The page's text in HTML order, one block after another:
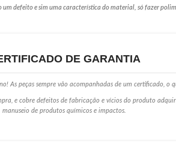
um defeito e sim uma característica do material, só fazer
DE GARANTIA
As peças sempre vão acompanhadas de um certificado, o
e cobre defeitos de fabricação e vícios do produto
manuseio de produtos químicos e impactos.